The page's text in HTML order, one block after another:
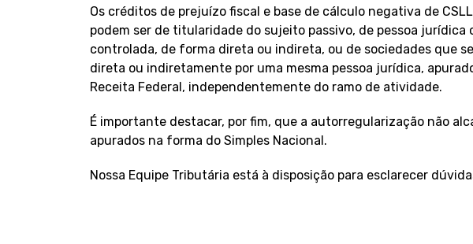
Os créditos de prejuízo fiscal e base de cálculo negativa de
podem ser de titularidade do sujeito passivo, de pessoa jurídica
controlada, de forma direta ou indireta, ou de sociedades que
direta ou indiretamente por uma mesma pessoa jurídica,
Receita Federal, independentemente do ramo de atividade.
É importante destacar, por fim, que a autorregularização não
apurados na forma do Simples Nacional.
Nossa Equipe Tributária está à disposição para esclarecer